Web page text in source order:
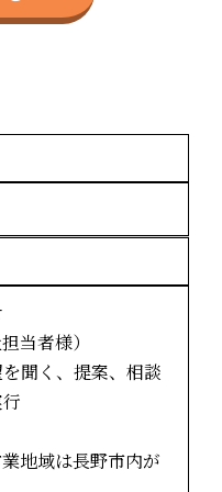
当者様）
聞く、提案、相談
地域は長野市内が